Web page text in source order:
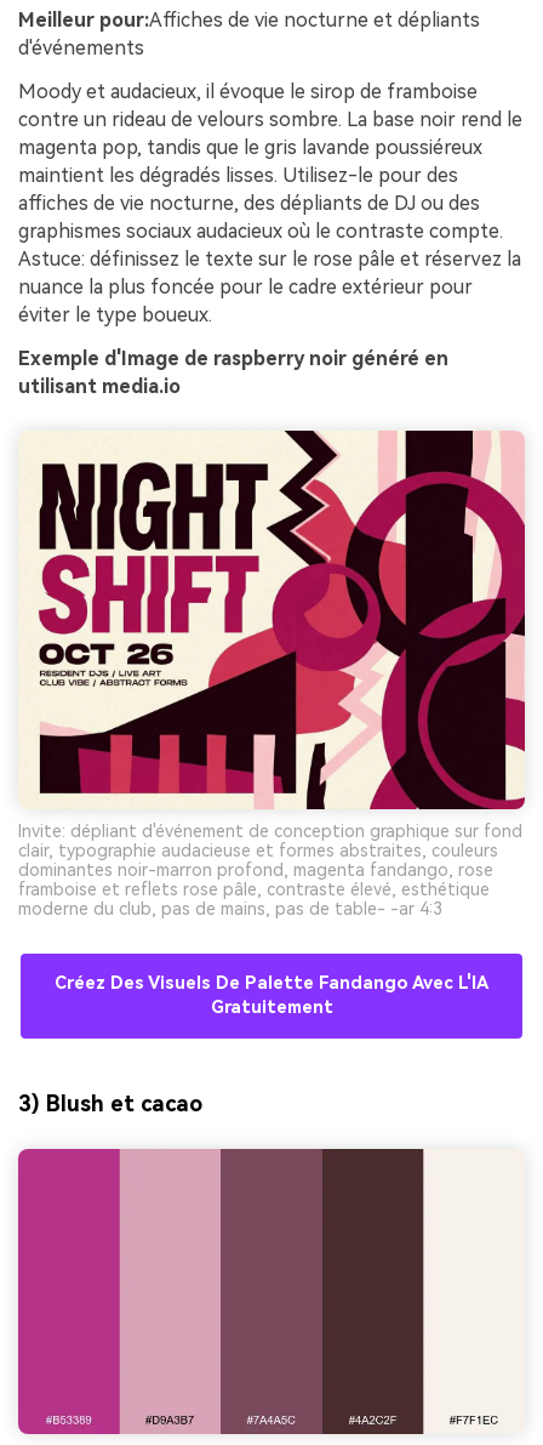
Meilleur pour:Affiches de vie nocturne et dépliants
d'événements
Moody et audacieux, il évoque le sirop de framboise
contre un rideau de velours sombre. La base noir rend le
magenta pop, tandis que le gris lavande poussiéreux
maintient les dégradés lisses. Utilisez-le pour des
affiches de vie nocturne, des dépliants de DJ ou des
graphismes sociaux audacieux où le contraste compte.
Astuce: définissez le texte sur le rose pâle et réservez la
nuance la plus foncée pour le cadre extérieur pour
éviter le type boueux.
Exemple d'Image de raspberry noir généré en
utilisant media.io
Invite: dépliant d'événement de conception graphique sur fond
clair, typographie audacieuse et formes abstraites, couleurs
dominantes noir-marron profond, magenta fandango, rose
framboise et reflets rose pâle, contraste élevé, esthétique
moderne du club, pas de mains, pas de table- -ar 4:3
Créez Des Visuels De Palette Fandango Avec L'IA
Gratuitement
3) Blush et cacao